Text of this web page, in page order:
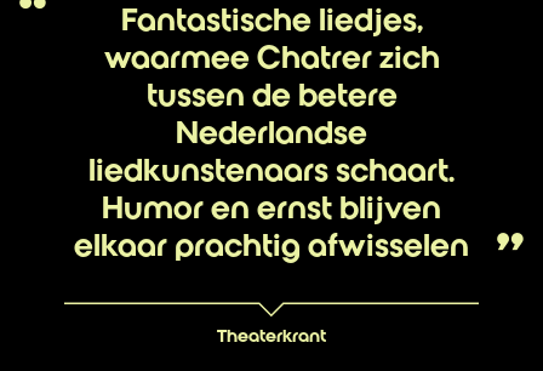
Fantastische liedjes,
waarmee Chatrer zich
tussen de betere
Nederlandse
liedkunstenaars schaart.
Humor en ernst blijven
elkaar prachtig afwisselen
Theaterkrant